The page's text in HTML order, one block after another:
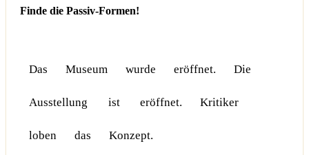
Finde die Passiv-Formen!
Das Museum wurde eröffnet. Die
Ausstellung ist eröffnet. Kritiker
loben das Konzept.